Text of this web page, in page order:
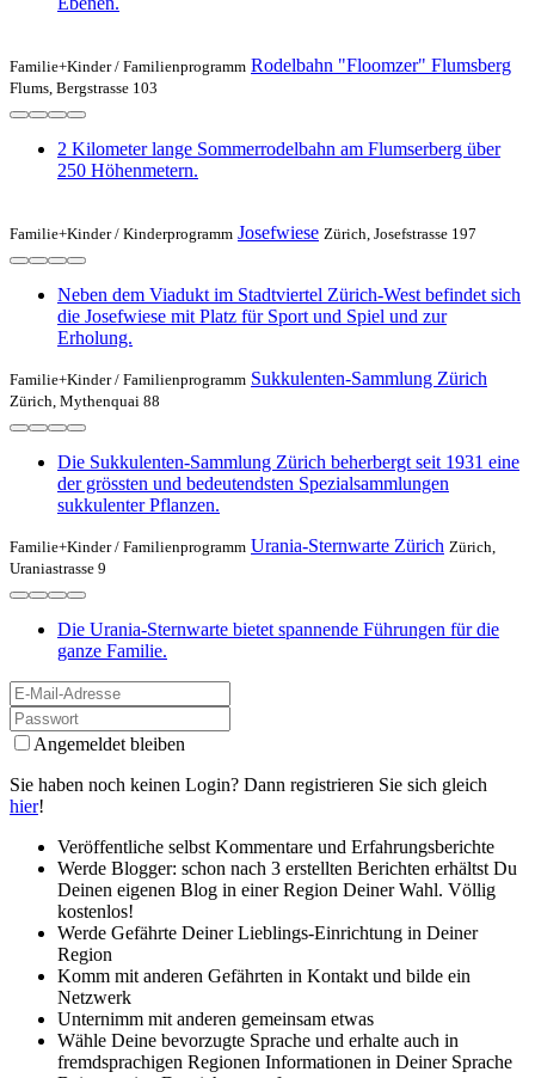
Familie+Kinder / Familienprogramm Rodelbahn "Floomzer" Flumsberg
Flums, Bergstrasse 103
2 Kilometer lange Sommerrodelbahn am Flumserberg über
250 Höhenmetern.
Familie+Kinder / Kinderprogramm Josefwiese Zürich, Josefstrasse 197
Neben dem Viadukt im Stadtviertel Zürich-West befindet sich
die Josefwiese mit Platz für Sport und Spiel und zur
Erholung.
Familie+Kinder / Familienprogramm Sukkulenten-Sammlung Zürich
Zürich, Mythenquai 88
Die Sukkulenten-Sammlung Zürich beherbergt seit 1931 eine
der grössten und bedeutendsten Spezialsammlungen
sukkulenter Pflanzen.
Familie+Kinder / Familienprogramm Urania-Sternwarte Zürich Zürich,
Uraniastrasse 9
Die Urania-Sternwarte bietet spannende Führungen für die
ganze Familie.
Angemeldet bleiben
Sie haben noch keinen Login? Dann registrieren Sie sich gleich
hier!
Veröffentliche selbst Kommentare und Erfahrungsberichte
Werde Blogger: schon nach 3 erstellten Berichten erhältst Du
Deinen eigenen Blog in einer Region Deiner Wahl. Völlig
kostenlos!
Werde Gefährte Deiner Lieblings-Einrichtung in Deiner
Region
Komm mit anderen Gefährten in Kontakt und bilde ein
Netzwerk
Unternimm mit anderen gemeinsam etwas
Wähle Deine bevorzugte Sprache und erhalte auch in
fremdsprachigen Regionen Informationen in Deiner Sprache